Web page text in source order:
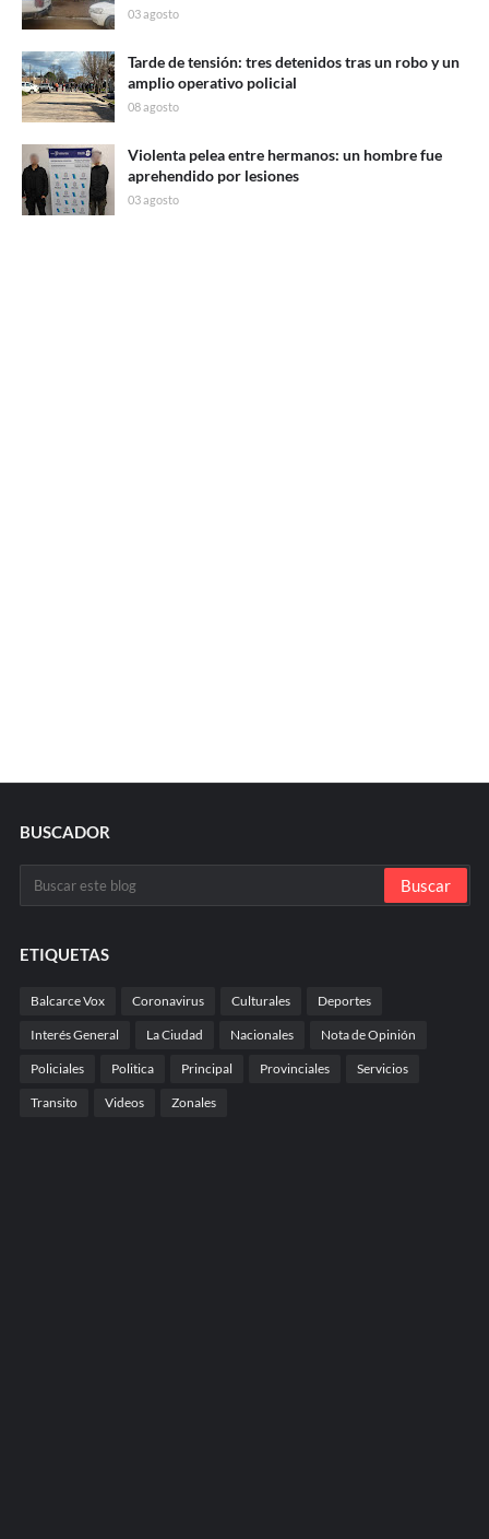
03 agosto
Tarde de tensión: tres detenidos tras un robo y un
amplio operativo policial
08 agosto
Violenta pelea entre hermanos: un hombre fue
aprehendido por lesiones
03 agosto
BUSCADOR
ETIQUETAS
Balcarce Vox Coronavirus Culturales Deportes
Interés General La Ciudad Nacionales Nota de Opinión
Policiales Politica Principal Provinciales Servicios
Transito Videos Zonales